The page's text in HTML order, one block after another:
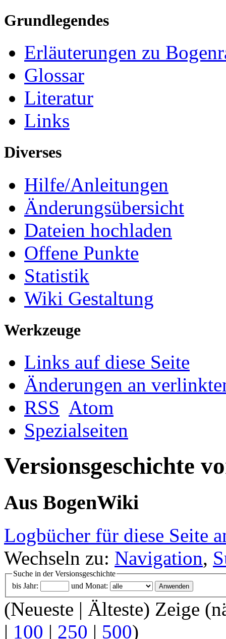
Grundlegendes
Erläuterungen zu
Glossar
Literatur
Links
Diverses
Hilfe/Anleitungen
Änderungsübersicht
Dateien hochladen
Offene Punkte
Statistik
Wiki Gestaltung
Werkzeuge
Links auf diese Seite
Änderungen an
RSS Atom
Spezialseiten
Versionsgeschichte
Aus BogenWiki
Logbücher für diese Seite
Wechseln zu: Navigation,
Suche in der Versionsgeschichte
bis Jahr:
und Monat:
(Neueste | Älteste) Zeige
| 100 | 250 | 500)